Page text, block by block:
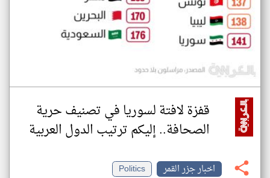
قفزة لافتة لسوريا في تصنيف حرية
الصحافة.. إليكم ترتيب الدول العربية
اخبار جزر القمر
Politics